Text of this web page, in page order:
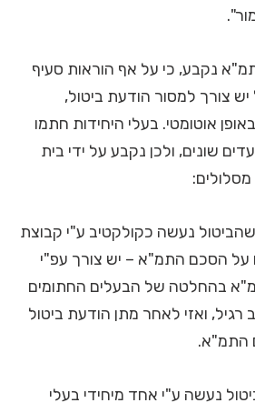
התמ"א נקבע, כי על אף הוראות סעיף
יש צורך למסור הודעת ביטול,
אוטומטי. בעלי היחידות חתמו
שונים, ולכן נקבע על ידי בית
נעשה כקולקטיב ע"י קבוצת
על הסכם התמ"א – יש צורך עפ"י
התמ"א בהחלטה של הבעלים החתומים
ואזי לאחר מתן הודעת ביטול
התמ"א.
נעשה ע"י אחד מיחידי בעלי